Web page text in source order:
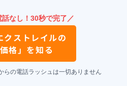
なし！30秒で完了／
クストレイルの
価格」を知る
の電話ラッシュは一切ありません